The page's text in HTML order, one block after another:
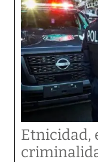
Etnicidad,